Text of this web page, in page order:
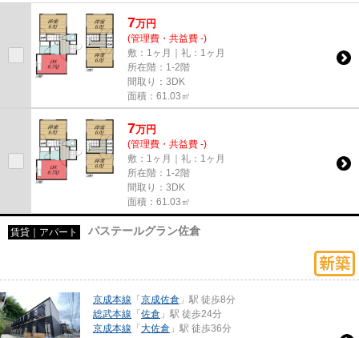
7万円
(管理費・共益費 -)
敷：1ヶ月｜礼：1ヶ月
所在階：1-2階
間取り：3DK
面積：61.03㎡
7万円
(管理費・共益費 -)
敷：1ヶ月｜礼：1ヶ月
所在階：1-2階
間取り：3DK
面積：61.03㎡
賃貸｜アパート パステールグラン佐倉
京成本線 「京成佐倉 」駅 徒歩8分
総武本線 「佐倉 」駅 徒歩24分
京成本線 「大佐倉 」駅 徒歩36分